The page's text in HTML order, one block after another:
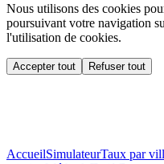
Nous utilisons des cookies
poursuivant votre navigation
l'utilisation de cookies.
Accepter tout Refuser tout
AccueilSimulateurTaux par